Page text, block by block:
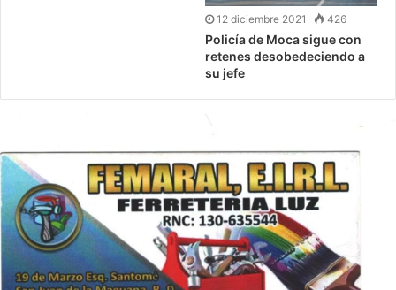
12 diciembre 2021 426
Policía de Moca sigue con
retenes desobedeciendo a
su jefe